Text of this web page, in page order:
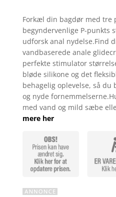
ud af 5
baseret på
kundebedøm
melser
Forkæl din bagdør med tre
begyndervenlige P-punkts
udforsk anal nydelse.Find
vandbaserede anale
perfekte stimulator
bløde silikone og det
behagelig oplevelse, så
og nyde
med vand og mild sæbe
mere her